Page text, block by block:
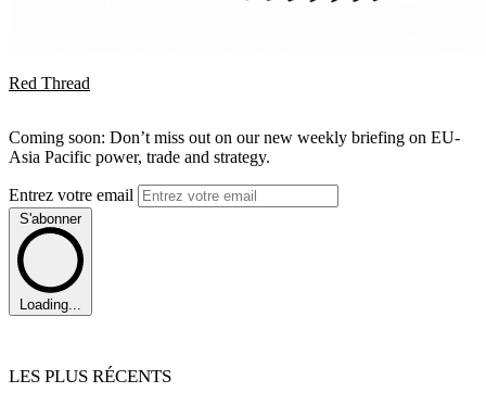
Red Thread
Coming soon: Don’t miss out on our new weekly briefing on EU-
Asia Pacific power, trade and strategy.
Entrez votre email
S'abonner
Loading...
LES PLUS RÉCENTS